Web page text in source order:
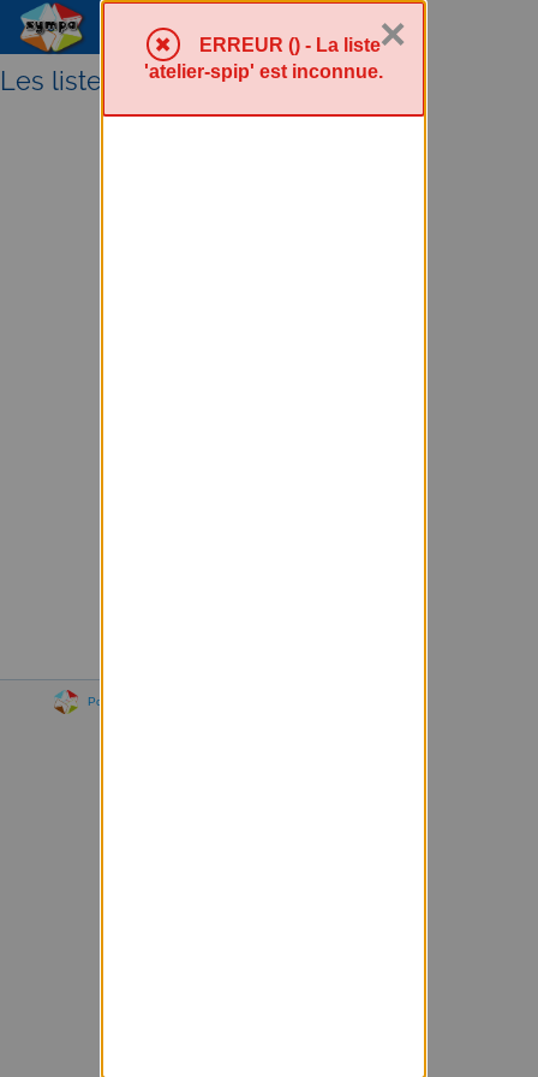
Menu Sympa
Les listes sympa au PIC
Powered by Sympa 6.2.70
ERREUR () - La liste
'atelier-spip' est inconnue.
×